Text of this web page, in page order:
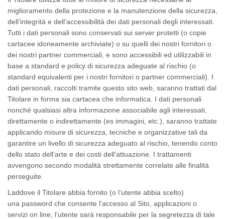
miglioramento della protezione e la manutenzione della sicurezza,
dell’integrità e dell’accessibilità dei dati personali degli interessati.
Tutti i dati personali sono conservati sui server protetti (o copie
cartacee idoneamente archiviate) o su quelli dei nostri fornitori o
dei nostri partner commerciali, e sono accessibili ed utilizzabili in
base a standard e policy di sicurezza adeguate al rischio (o
standard equivalenti per i nostri fornitori o partner commerciali). I
dati personali, raccolti tramite questo sito web, saranno trattati dal
Titolare in forma sia cartacea che informatica. I dati personali
nonché qualsiasi altra informazione associabile agli interessati,
direttamente o indirettamente (es immagini, etc.), saranno trattate
applicando misure di sicurezza, tecniche e organizzative tali da
garantire un livello di sicurezza adeguato al rischio, tenendo conto
dello stato dell’arte e dei costi dell’attuazione. I trattamenti
avvengono secondo modalità strettamente correlate alle finalità
perseguite.
Laddove il Titolare abbia fornito (o l’utente abbia scelto)
una password che consente l’accesso al Sito, applicazioni o
servizi on line, l’utente sarà responsabile per la segretezza di tale